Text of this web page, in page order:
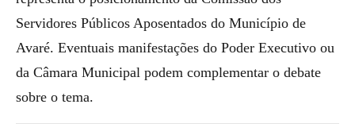
Servidores Públicos Aposentados do Município de
Avaré. Eventuais manifestações do Poder Executivo ou
da Câmara Municipal podem complementar o debate
sobre o tema.